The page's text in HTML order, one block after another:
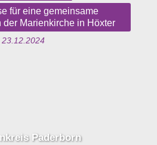
für eine gemeinsame
der Marienkirche in Höxter
23.12.2024
Paderborn